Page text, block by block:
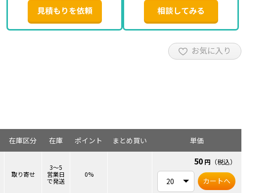
見積もりを依頼 相談してみる
お気に入り
在庫区分 在庫 ポイント まとめ買い 単価
取り寄せ
3～5
営業日
で発送
0%
50 円 （税込）
カートへ